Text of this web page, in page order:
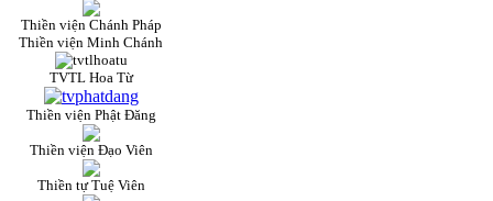
Thiền viện Chánh Pháp
Thiền viện Minh Chánh
TVTL Hoa Từ
Thiền viện Phật Đăng
Thiền viện Đạo Viên
Thiền tự Tuệ Viên